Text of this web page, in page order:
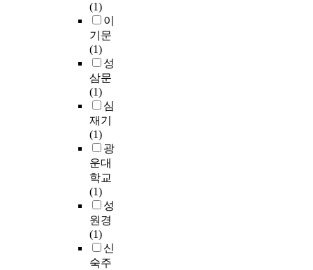
(1)
이
기문
(1)
성
삼문
(1)
심
재기
(1)
광
운대
학교
(1)
성
원경
(1)
신
숙주